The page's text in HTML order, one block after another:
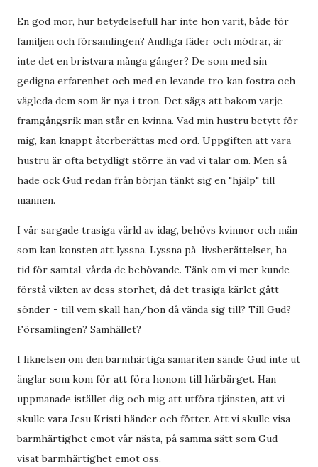
En god mor, hur betydelsefull har inte hon varit, både för
familjen och församlingen? Andliga fäder och mödrar, är
inte det en bristvara många gånger? De som med sin
gedigna erfarenhet och med en levande tro kan fostra och
vägleda dem som är nya i tron. Det sägs att bakom varje
framgångsrik man står en kvinna. Vad min hustru betytt för
mig, kan knappt återberättas med ord. Uppgiften att vara
hustru är ofta betydligt större än vad vi talar om. Men så
hade ock Gud redan från början tänkt sig en "hjälp" till
mannen.
I vår sargade trasiga värld av idag, behövs kvinnor och män
som kan konsten att lyssna. Lyssna på livsberättelser, ha
tid för samtal, vårda de behövande. Tänk om vi mer kunde
förstå vikten av dess storhet, då det trasiga kärlet gått
sönder - till vem skall han/hon då vända sig till? Till Gud?
Församlingen? Samhället?
I liknelsen om den barmhärtiga samariten sände Gud inte ut
änglar som kom för att föra honom till härbärget. Han
uppmanade istället dig och mig att utföra tjänsten, att vi
skulle vara Jesu Kristi händer och fötter. Att vi skulle visa
barmhärtighet emot vår nästa, på samma sätt som Gud
visat barmhärtighet emot oss.